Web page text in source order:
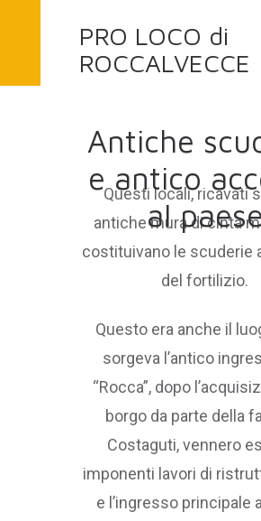
PRO LOCO di
ROCCALVECCE
Antiche
e antico
al
Questi locali, ricavati
antiche mura di cinta
costituivano le scuderie
del fortilizio.
Questo era anche il
sorgeva l’antico
“Rocca”, dopo
borgo da parte della
Costaguti, vennero
imponenti lavori di
e l’ingresso principale